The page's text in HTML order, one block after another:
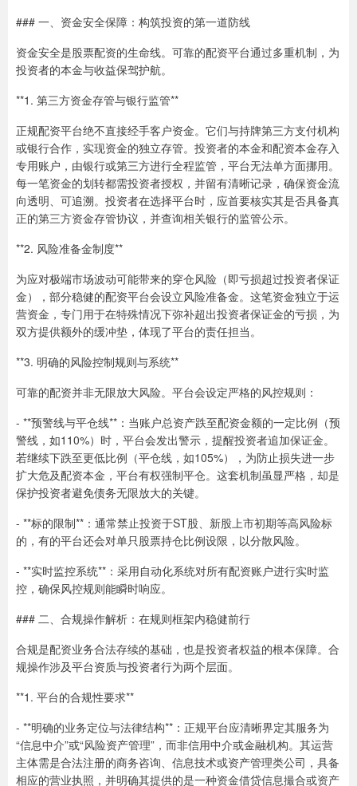
### 一、资金安全保障：构筑投资的第一道防线
资金安全是股票配资的生命线。可靠的配资平台通过多重机制，为
投资者的本金与收益保驾护航。
**1. 第三方资金存管与银行监管**
正规配资平台绝不直接经手客户资金。它们与持牌第三方支付机构
或银行合作，实现资金的独立存管。投资者的本金和配资本金存入
专用账户，由银行或第三方进行全程监管，平台无法单方面挪用。
每一笔资金的划转都需投资者授权，并留有清晰记录，确保资金流
向透明、可追溯。投资者在选择平台时，应首要核实其是否具备真
正的第三方资金存管协议，并查询相关银行的监管公示。
**2. 风险准备金制度**
为应对极端市场波动可能带来的穿仓风险（即亏损超过投资者保证
金），部分稳健的配资平台会设立风险准备金。这笔资金独立于运
营资金，专门用于在特殊情况下弥补超出投资者保证金的亏损，为
双方提供额外的缓冲垫，体现了平台的责任担当。
**3. 明确的风险控制规则与系统**
可靠的配资并非无限放大风险。平台会设定严格的风控规则：
- **预警线与平仓线**：当账户总资产跌至配资金额的一定比例（预
警线，如110%）时，平台会发出警示，提醒投资者追加保证金。
若继续下跌至更低比例（平仓线，如105%），为防止损失进一步
扩大危及配资本金，平台有权强制平仓。这套机制虽显严格，却是
保护投资者避免债务无限放大的关键。
- **标的限制**：通常禁止投资于ST股、新股上市初期等高风险标
的，有的平台还会对单只股票持仓比例设限，以分散风险。
- **实时监控系统**：采用自动化系统对所有配资账户进行实时监
控，确保风控规则能瞬时响应。
### 二、合规操作解析：在规则框架内稳健前行
合规是配资业务合法存续的基础，也是投资者权益的根本保障。合
规操作涉及平台资质与投资者行为两个层面。
**1. 平台的合规性要求**
- **明确的业务定位与法律结构**：正规平台应清晰界定其服务为
“信息中介”或“风险资产管理”，而非信用中介或金融机构。其运营
主体需是合法注册的商务咨询、信息技术或资产管理类公司，具备
相应的营业执照，并明确其提供的是一种资金借贷信息撮合或资产